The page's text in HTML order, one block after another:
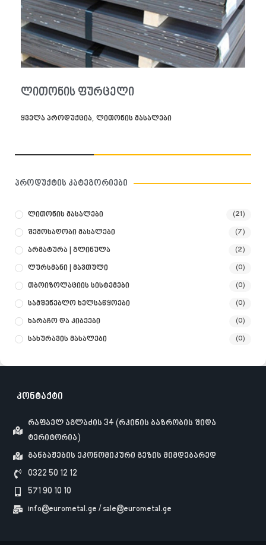
კალათაში დამატება
ლითონის ფურცელი
ყველა პროდუქცია, ლითონის მასალები
პროდუქტის კატეგორიები
Ლითონის Მასალები (21)
Შემოსაღობი Მასალები (7)
Არმატურა | Გლინულა (2)
Ლურსმანი | Მავთული (0)
Თბოიზოლაციის Სისტემები (0)
Სამშენებლო Ხელსაწყოები (0)
Ხარაჩო Და Კიბეები (0)
Სახურავის Მასალები (0)
კონტაქტი
რაფაელ აგლაძის 34 (რკინის ბაზრობის შიდა
ტერიტორია)
განბაჟების ეკონომიკური გეზის მიმდებარედ
0322 50 12 12
571 90 10 10
info@eurometal.ge / sale@eurometal.ge